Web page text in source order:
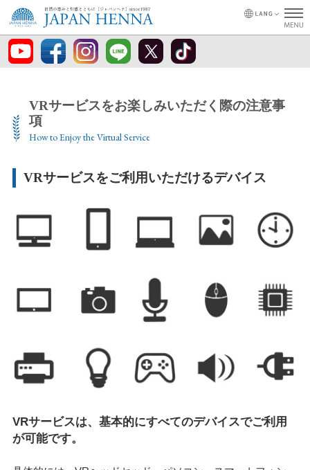
VRサービスをお楽しみいただく際の注意事
項
How to Enjoy the Virtual Service
VRサービスをご利用いただけるデバイス
VRサービスは、基本的にすべてのデバイスでご利用
が可能です。